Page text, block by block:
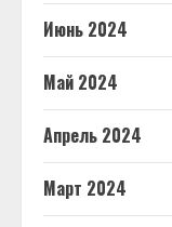
Июнь 2024
Май 2024
Апрель 2024
Март 2024